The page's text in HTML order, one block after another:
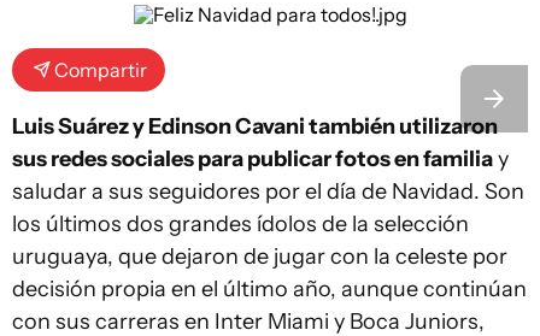
Compartir
Luis Suárez y Edinson Cavani también utilizaron
sus redes sociales para publicar fotos en familiay
saludar a sus seguidores por el día de Navidad. Son
los últimos dos grandes ídolos de la selección
uruguaya, que dejaron de jugar con la celeste por
decisión propia en el último año, aunque continúan
con sus carreras en Inter Miami y Boca Juniors,